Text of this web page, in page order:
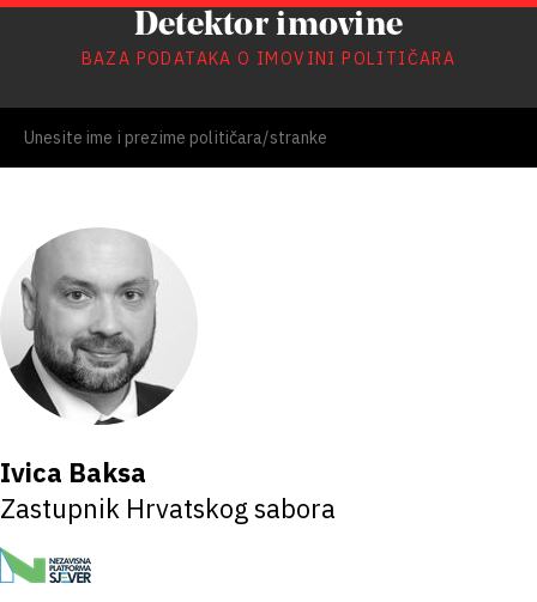
Detektor imovine
BAZA PODATAKA O IMOVINI POLITIČARA
Ivica Baksa
Zastupnik Hrvatskog sabora